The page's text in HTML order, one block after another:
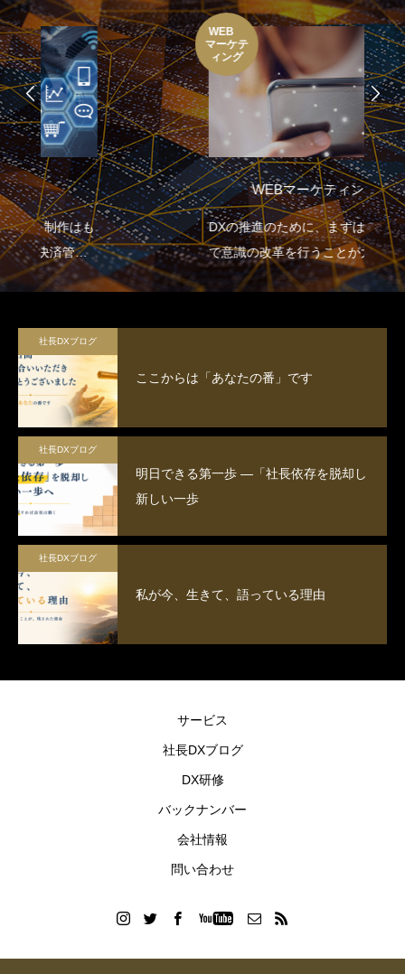
WEB
マーケテ
ィング
WEBマーケティング
DXの推進のために、まずはセミナー
で意識の改革を行うことが大切で
す。
社長DXブログ
ここからは「あなたの番」です
社長DXブログ
明日できる第一歩 ―「社長依存を脱却し
新しい一歩
社長DXブログ
私が今、生きて、語っている理由
サービス
社長DXブログ
DX研修
バックナンバー
会社情報
問い合わせ